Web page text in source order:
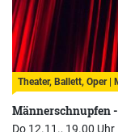
Theater, Ballett, Oper |
Männerschnupfen
Do 12.11., 19.00 Uhr